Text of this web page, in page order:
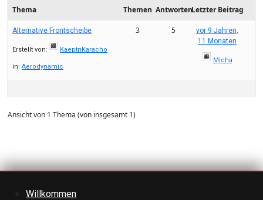
Thema Themen AntwortenLetzter Beitrag
Alternative Frontscheibe
Erstellt von: KaeptnKaracho
in: Aerodynamic
3 5
vor 9 Jahren,
11 Monaten
Micha
Ansicht von 1 Thema (von insgesamt 1)
Willkommen